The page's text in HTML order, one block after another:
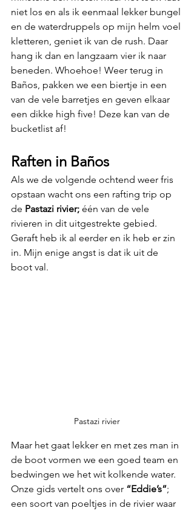
niet los en als ik eenmaal lekker bungel
en de waterdruppels op mijn helm voel
kletteren, geniet ik van de rush. Daar
hang ik dan en langzaam vier ik naar
beneden. Whoehoe! Weer terug in
Baños, pakken we een biertje in een
van de vele barretjes en geven elkaar
een dikke high five! Deze kan van de
bucketlist af!
Raften in Baños
Als we de volgende ochtend weer fris
opstaan wacht ons een rafting trip op
de Pastazi rivier; één van de vele
rivieren in dit uitgestrekte gebied.
Geraft heb ik al eerder en ik heb er zin
in. Mijn enige angst is dat ik uit de
boot val.
Pastazi rivier
Maar het gaat lekker en met zes man in
de boot vormen we een goed team en
bedwingen we het wit kolkende water.
Onze gids vertelt ons over “Eddie’s”;
een soort van poeltjes in de rivier waar